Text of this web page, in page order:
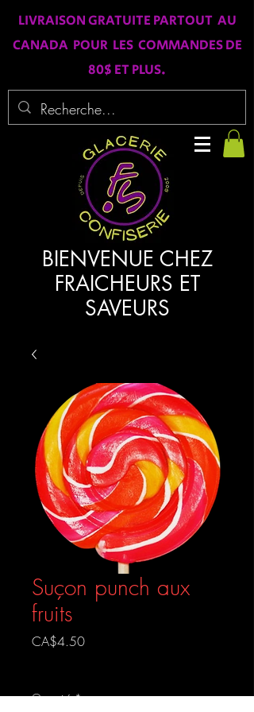
LIVRAISON GRATUITE PARTOUT AU
CANADA POUR LES COMMANDES DE
80$ ET PLUS.
BIENVENUE CHEZ
FRAICHEURS ET
SAVEURS
Suçon punch aux
fruits
CA$4.50Prix
Quantité *